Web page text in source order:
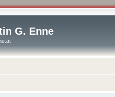
G. Enne